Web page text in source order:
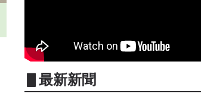
▋最新新聞